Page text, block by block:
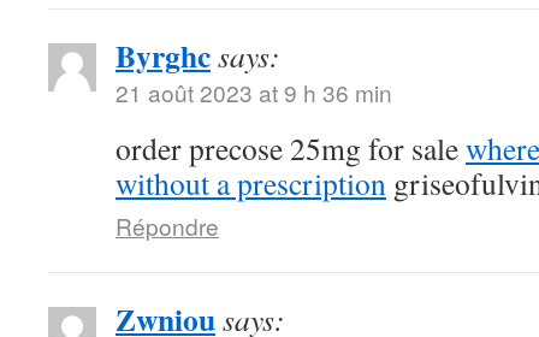
Byrghcsays:
21 août 2023 at 9 h 36 min
order precose 25mg for sale
without a prescription
Répondre
Zwniousays: